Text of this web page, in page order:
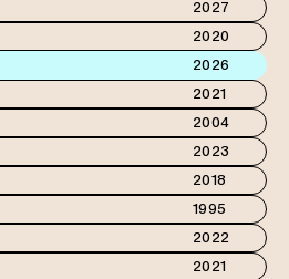
2027
2020
2026
2021
2004
2023
2018
1995
2022
2021